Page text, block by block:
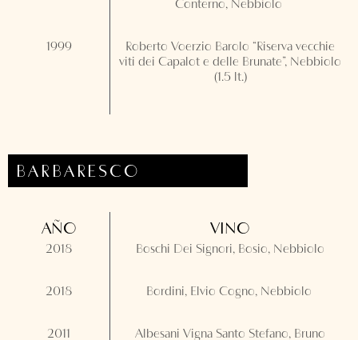
Conterno, Nebbiolo
1999
Roberto Voerzio Barolo “Riserva vecchie
viti dei Capalot e delle Brunate”, Nebbiolo
(1.5 lt.)
BARBARESCO
AÑO
2018
VINO
Boschi Dei Signori, Bosio, Nebbiolo
2018 Bordini, Elvio Cogno, Nebbiolo
2011 Albesani Vigna Santo Stefano, Bruno